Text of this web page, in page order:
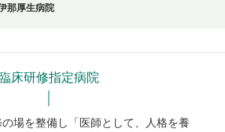
那厚生病院
臨床研修指定病院
場を整備し「医師として、人格を養